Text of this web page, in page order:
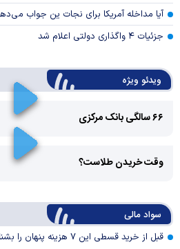
آیا مداخله آمریکا برای نجات ین جواب
جزئیات ۴ واگذاری دولتی اعلام شد
ویدئو ویژه
۶۶ سالگی بانک مرکزی
وقت خریدن طلاست؟
سواد مالی
قبل از خرید قسطی این ۷ هزینه پنهان را بشناسید